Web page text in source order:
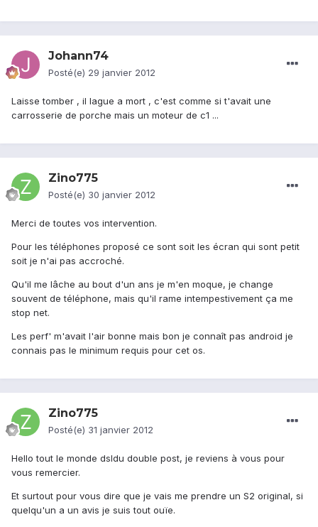
Johann74
Posté(e) 29 janvier 2012
Laisse tomber , il lague a mort , c'est comme si t'avait une
carrosserie de porche mais un moteur de c1 ...
Zino775
Posté(e) 30 janvier 2012
Merci de toutes vos intervention.
Pour les téléphones proposé ce sont soit les écran qui sont petit
soit je n'ai pas accroché.
Qu'il me lâche au bout d'un ans je m'en moque, je change
souvent de téléphone, mais qu'il rame intempestivement ça me
stop net.
Les perf' m'avait l'air bonne mais bon je connaît pas android je
connais pas le minimum requis pour cet os.
Zino775
Posté(e) 31 janvier 2012
Hello tout le monde dsldu double post, je reviens à vous pour
vous remercier.
Et surtout pour vous dire que je vais me prendre un S2 original, si
quelqu'un a un avis je suis tout ouïe.